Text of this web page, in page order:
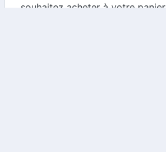
souhaitez acheter à votre panier.